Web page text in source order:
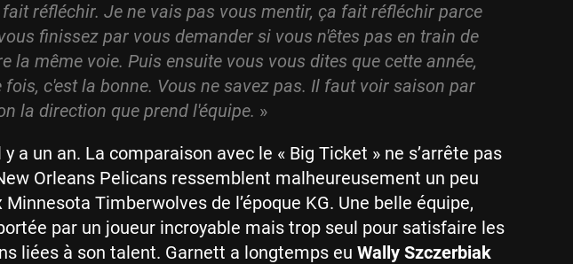
fait réfléchir. Je ne vais pas vous mentir, ça fait réfléchir parce
finissez par vous demander si vous n'êtes pas en train de
la même voie. Puis ensuite vous vous dites que cette année,
fois, c'est la bonne. Vous ne savez pas. Il faut voir saison par
la direction que prend l'équipe. »
y a un an. La comparaison avec le « Big Ticket » ne s’arrête pas
Orleans Pelicans ressemblent malheureusement un peu
Minnesota Timberwolves de l’époque KG. Une belle équipe,
par un joueur incroyable mais trop seul pour satisfaire les
liées à son talent. Garnett a longtemps eu Wally Szczerbiak